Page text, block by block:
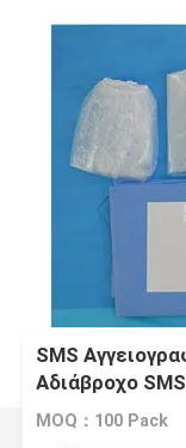
SMS
Αδιάβροχο
Πιστοποιημένο
MOQ：100 Pack